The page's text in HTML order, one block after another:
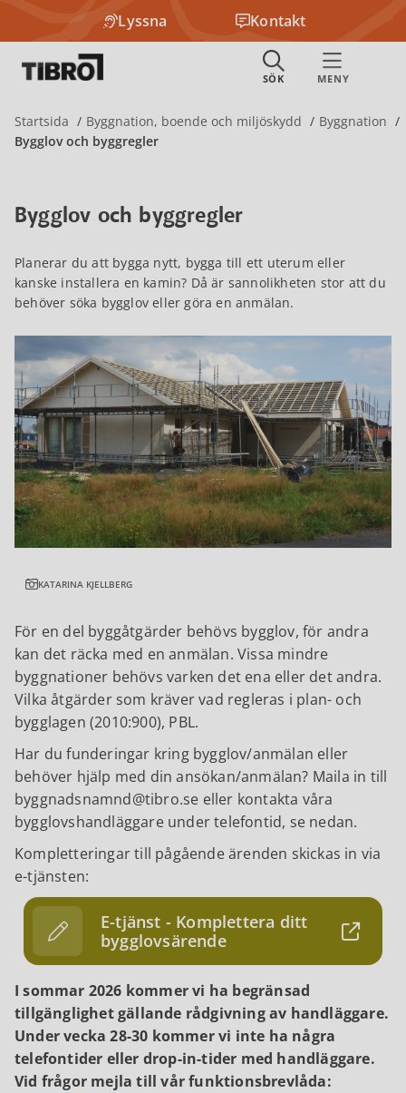
Lyssna Kontakt
Startsida Byggnation, boende och miljöskydd
Byggnation
Bygglov och byggregler
Bygglov och byggregler
Planerar du att bygga nytt, bygga till ett uterum eller
kanske installera en kamin? Då är sannolikheten stor att du
behöver söka bygglov eller göra en anmälan.
KATARINA KJELLBERG
För en del byggåtgärder behövs bygglov, för andra
kan det räcka med en anmälan. Vissa mindre
byggnationer behövs varken det ena eller det andra.
Vilka åtgärder som kräver vad regleras i plan- och
bygglagen (2010:900), PBL.
Har du funderingar kring bygglov/anmälan eller
behöver hjälp med din ansökan/anmälan? Maila in till
byggnadsnamnd@tibro.se eller kontakta våra
bygglovshandläggare under telefontid, se nedan.
Kompletteringar till pågående ärenden skickas in via
e-tjänsten:
E-tjänst - Komplettera ditt
bygglovsärende
I sommar 2026 kommer vi ha begränsad
tillgänglighet gällande rådgivning av handläggare.
Under vecka 28-30 kommer vi inte ha några
telefontider eller drop-in-tider med handläggare.
Vid frågor mejla till vår funktionsbrevlåda: